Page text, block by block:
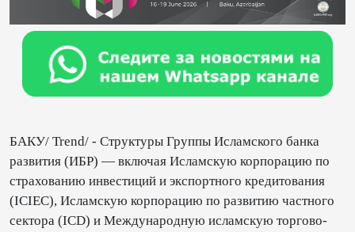
БАКУ/ Trend/ - Структуры Группы Исламского банка
развития (ИБР) — включая Исламскую корпорацию по
страхованию инвестиций и экспортного кредитования
(ICIEC), Исламскую корпорацию по развитию частного
сектора (ICD) и Международную исламскую торгово-